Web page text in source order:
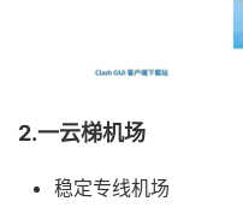
2.一云梯机场
稳定专线机场